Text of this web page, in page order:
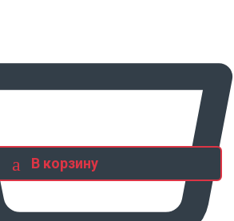
В корзину